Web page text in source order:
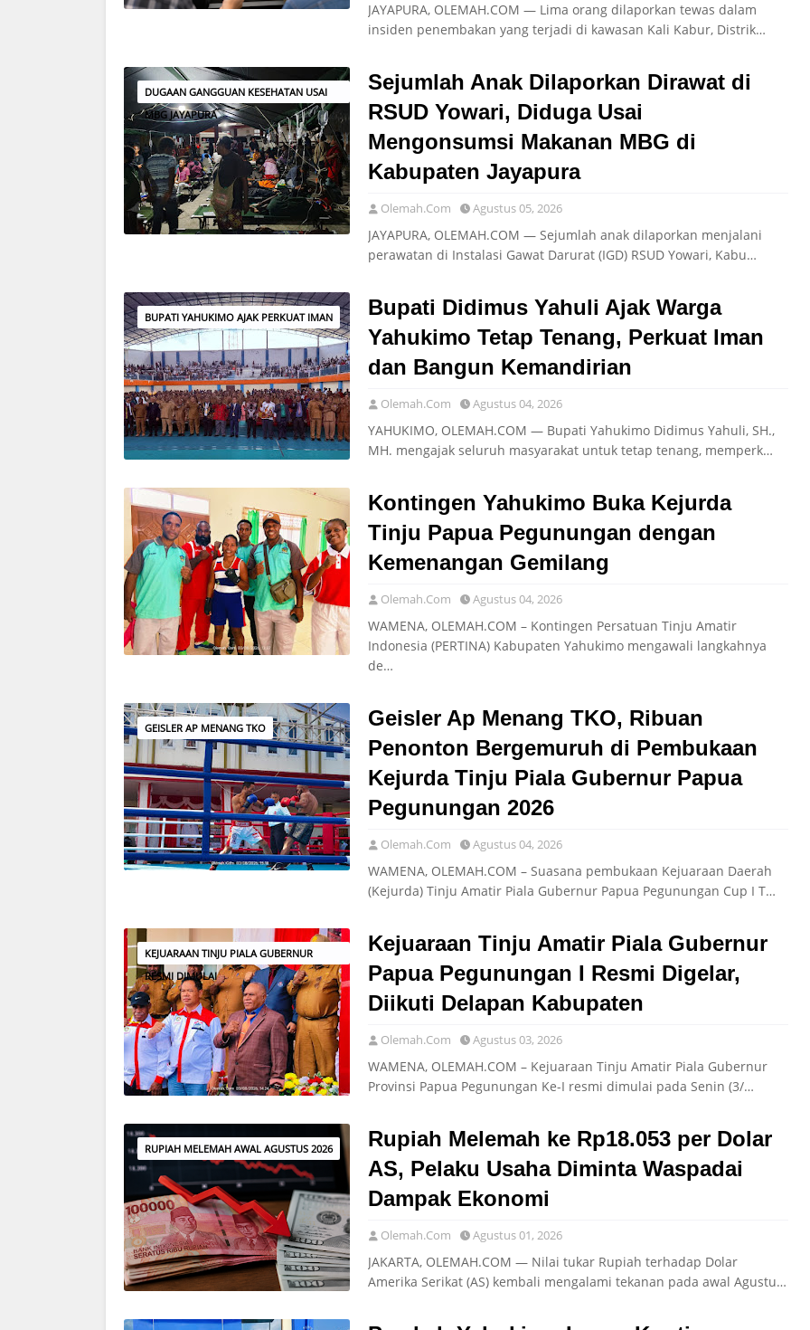
JAYAPURA, OLEMAH.COM — Lima orang dilaporkan tewas dalam
insiden penembakan yang terjadi di kawasan Kali Kabur, Distrik…
DUGAAN GANGGUAN KESEHATAN USAI
MBG JAYAPURA
Sejumlah Anak Dilaporkan Dirawat di
RSUD Yowari, Diduga Usai
Mengonsumsi Makanan MBG di
Kabupaten Jayapura
Olemah.Com Agustus 05, 2026
JAYAPURA, OLEMAH.COM — Sejumlah anak dilaporkan menjalani
perawatan di Instalasi Gawat Darurat (IGD) RSUD Yowari, Kabu…
BUPATI YAHUKIMO AJAK PERKUAT IMAN
Bupati Didimus Yahuli Ajak Warga
Yahukimo Tetap Tenang, Perkuat Iman
dan Bangun Kemandirian
Olemah.Com Agustus 04, 2026
YAHUKIMO, OLEMAH.COM — Bupati Yahukimo Didimus Yahuli, SH.,
MH. mengajak seluruh masyarakat untuk tetap tenang, memperk…
Kontingen Yahukimo Buka Kejurda
Tinju Papua Pegunungan dengan
Kemenangan Gemilang
Olemah.Com Agustus 04, 2026
WAMENA, OLEMAH.COM – Kontingen Persatuan Tinju Amatir
Indonesia (PERTINA) Kabupaten Yahukimo mengawali langkahnya
de…
GEISLER AP MENANG TKO
Geisler Ap Menang TKO, Ribuan
Penonton Bergemuruh di Pembukaan
Kejurda Tinju Piala Gubernur Papua
Pegunungan 2026
Olemah.Com Agustus 04, 2026
WAMENA, OLEMAH.COM – Suasana pembukaan Kejuaraan Daerah
(Kejurda) Tinju Amatir Piala Gubernur Papua Pegunungan Cup I T…
KEJUARAAN TINJU PIALA GUBERNUR
RESMI DIMULAI
Kejuaraan Tinju Amatir Piala Gubernur
Papua Pegunungan I Resmi Digelar,
Diikuti Delapan Kabupaten
Olemah.Com Agustus 03, 2026
WAMENA, OLEMAH.COM – Kejuaraan Tinju Amatir Piala Gubernur
Provinsi Papua Pegunungan Ke-I resmi dimulai pada Senin (3/…
RUPIAH MELEMAH AWAL AGUSTUS 2026
Rupiah Melemah ke Rp18.053 per Dolar
AS, Pelaku Usaha Diminta Waspadai
Dampak Ekonomi
Olemah.Com Agustus 01, 2026
JAKARTA, OLEMAH.COM — Nilai tukar Rupiah terhadap Dolar
Amerika Serikat (AS) kembali mengalami tekanan pada awal Agustu…